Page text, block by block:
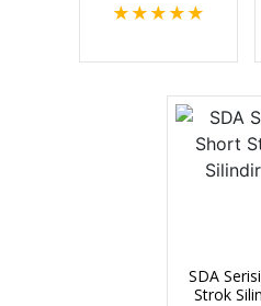
★ ★ ★ ★ ★
SDA
Strok